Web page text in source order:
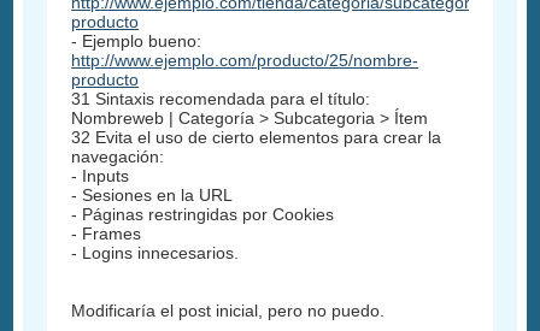
producto
- Ejemplo bueno:
http://www.ejemplo.com/producto/25/nombre-
producto
31 Sintaxis recomendada para el título:
Nombreweb | Categoría > Subcategoria > Ítem
32 Evita el uso de cierto elementos para crear la
navegación:
- Inputs
- Sesiones en la URL
- Páginas restringidas por Cookies
- Frames
- Logins innecesarios.
Modificaría el post inicial, pero no puedo.